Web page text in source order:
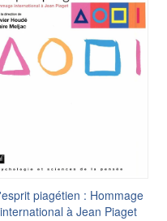
piagétien : Hommage
international à Jean Piaget